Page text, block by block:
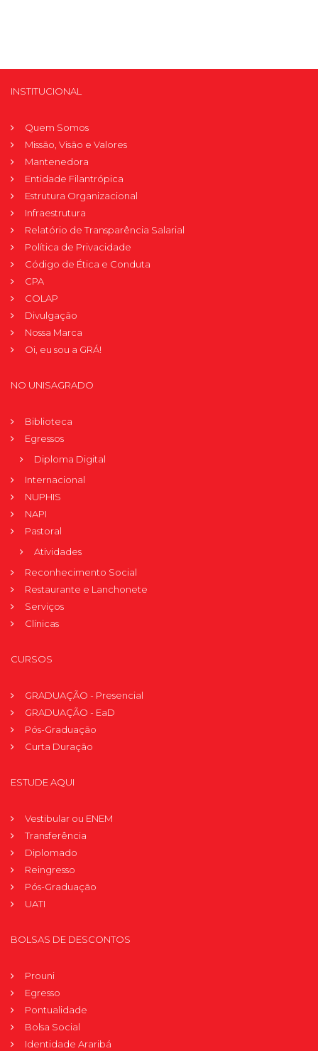
INSTITUCIONAL
Quem Somos
Missão, Visão e Valores
Mantenedora
Entidade Filantrópica
Estrutura Organizacional
Infraestrutura
Relatório de Transparência Salarial
Política de Privacidade
Código de Ética e Conduta
CPA
COLAP
Divulgação
Nossa Marca
Oi, eu sou a GRÁ!
NO UNISAGRADO
Biblioteca
Egressos
Diploma Digital
Internacional
NUPHIS
NAPI
Pastoral
Atividades
Reconhecimento Social
Restaurante e Lanchonete
Serviços
Clínicas
CURSOS
GRADUAÇÃO - Presencial
GRADUAÇÃO - EaD
Pós-Graduação
Curta Duração
ESTUDE AQUI
Vestibular ou ENEM
Transferência
Diplomado
Reingresso
Pós-Graduação
UATI
BOLSAS DE DESCONTOS
Prouni
Egresso
Pontualidade
Bolsa Social
Identidade Araribá